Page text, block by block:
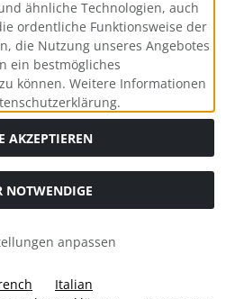
ähnliche Technologien, auch
ordentliche Funktionsweise der
die Nutzung unseres Angebotes
ein bestmögliches
können. Weitere Informationen
AKZEPTIEREN
NOTWENDIGE
anpassen
Italian